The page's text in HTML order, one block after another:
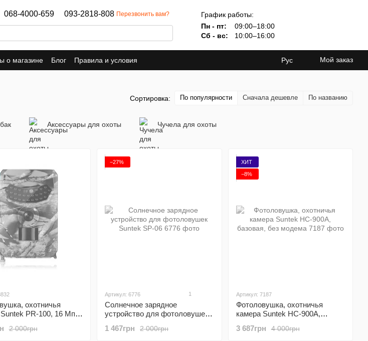
068-4000-659 093-2818-808 Перезвонить вам?
График работы:
Пн - пт:
09:00–18:00
Сб - вс:
10:00–16:00
о магазине Блог Правила и условия Рус Мой заказ
Сортировка: По популярности Сначала дешевле По названию
Аксессуары для охоты Чучела для охоты
охотничья
PR-100, 16 Мп,
2 000грн
−27%
Артикул: 6776 1
Солнечное зарядное
устройство для фотоловушек
2 000грн
1 467грн
ХИТ
−8%
Артикул: 7187
Фотоловушка, охотничья
камера Suntek HC-900A,
4 000грн
3 687грн